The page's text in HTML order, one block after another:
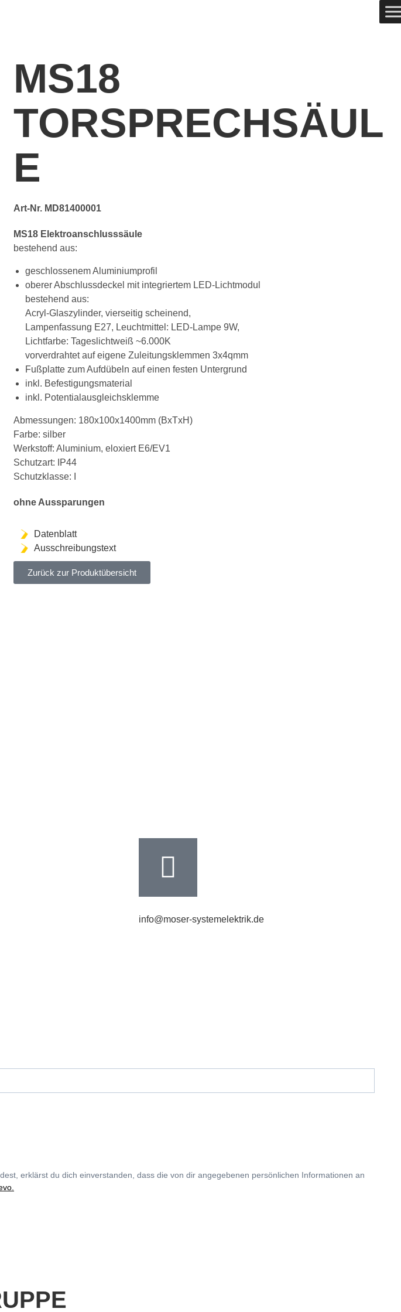
MS18
TORSPRECHSÄUL
E
Art-Nr. MD81400001
MS18 Elektroanschlusssäule
bestehend aus:
geschlossenem Aluminiumprofil
oberer Abschlussdeckel mit integriertem LED-Lichtmodul
bestehend aus:
Acryl-Glaszylinder, vierseitig scheinend,
Lampenfassung E27, Leuchtmittel: LED-Lampe 9W,
Lichtfarbe: Tageslichtweiß ~6.000K
vorverdrahtet auf eigene Zuleitungsklemmen 3x4qmm
Fußplatte zum Aufdübeln auf einen festen Untergrund
inkl. Befestigungsmaterial
inkl. Potentialausgleichsklemme
Abmessungen: 180x100x1400mm (BxTxH)
Farbe: silber
Werkstoff: Aluminium, eloxiert E6/EV1
Schutzart: IP44
Schutzklasse: I
ohne Aussparungen
Datenblatt
Ausschreibungstext
Zurück zur Produktübersicht
info@moser-systemelektrik.de
erklärst du dich einverstanden, dass die von dir angegebenen persönlichen Informationen an